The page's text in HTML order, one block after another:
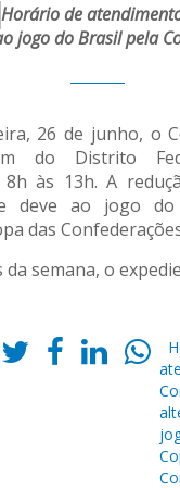
Horário de
jogo do Brasil pela
26 de junho, o
do Distrito
8h às 13h. A
deve ao jogo
das
da semana, o